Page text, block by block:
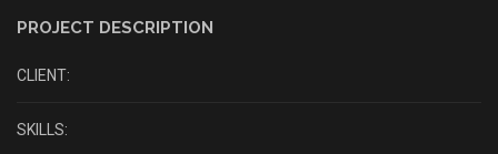
PROJECT DESCRIPTION
CLIENT:
SKILLS: